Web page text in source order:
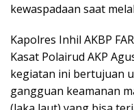
kewaspadaan saat
Kapolres Inhil AKBP
Kasat Polairud AKP
kegiatan ini bertujuan
gangguan keamanan